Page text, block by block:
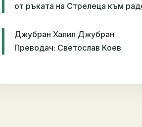
от ръката на Стрелеца към
Джубран Халил Джубран
Преводач: Светослав Коев